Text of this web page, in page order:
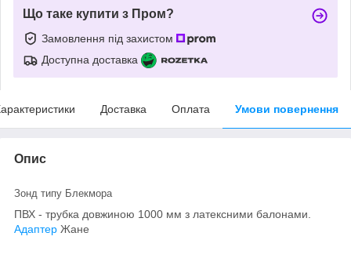
Що таке купити з Пром?
Замовлення під захистом
Доступна доставка
Доставка Оплата Умови повернення
Опис
Зонд типу Блекмора
ПВХ - трубка довжиною 1000 мм з латексними балонами.
Адаптер Жане